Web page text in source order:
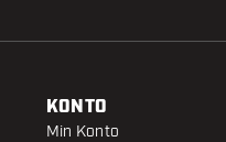
KONTO
Min Konto